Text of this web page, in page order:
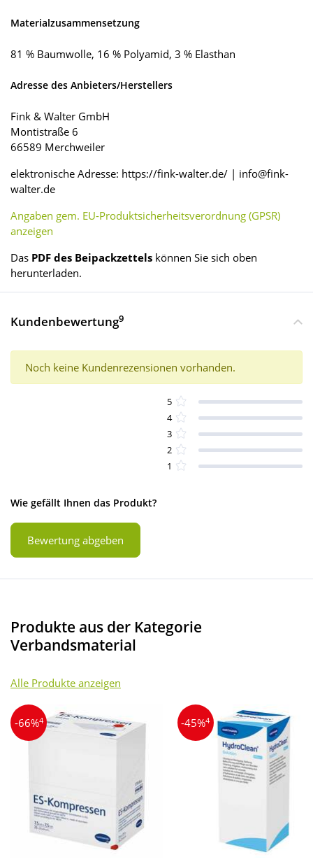
Materialzusammensetzung
81 % Baumwolle, 16 % Polyamid, 3 % Elasthan
Adresse des Anbieters/Herstellers
Fink & Walter GmbH
Montistraße 6
66589 Merchweiler
elektronische Adresse: https://fink-walter.de/ | info@fink-
walter.de
Angaben gem. EU-Produktsicherheitsverordnung (GPSR)
anzeigen
Das PDF des Beipackzettels können Sie sich oben
herunterladen.
Kundenbewertung9
Noch keine Kundenrezensionen vorhanden.
5
4
3
2
1
Wie gefällt Ihnen das Produkt?
Bewertung abgeben
Produkte aus der Kategorie
Verbandsmaterial
Alle Produkte anzeigen
-66%4 -45%4